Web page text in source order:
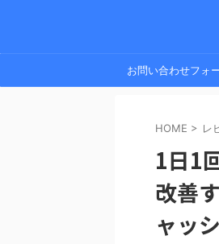
お問い合わせフォ
HOME > レ
1日1
改善
ャッ